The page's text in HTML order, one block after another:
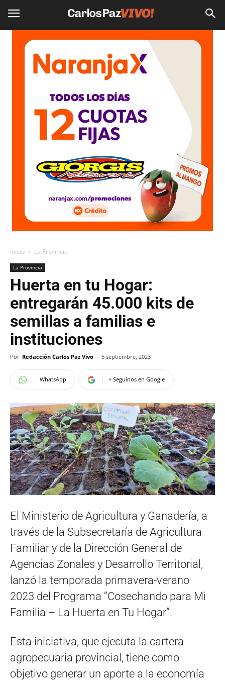
Inicio La Provincia
La Provincia
Huerta en tu Hogar:
entregarán 45.000 kits de
semillas a familias e
instituciones
Por Redacción Carlos Paz Vivo - 5 septiembre, 2023
WhatsApp + Seguinos en Google
El Ministerio de Agricultura y Ganadería, a
través de la Subsecretaría de Agricultura
Familiar y de la Dirección General de
Agencias Zonales y Desarrollo Territorial,
lanzó la temporada primavera-verano
2023 del Programa “Cosechando para Mi
Familia – La Huerta en Tu Hogar”.
Esta iniciativa, que ejecuta la cartera
agropecuaria provincial, tiene como
objetivo generar un aporte a la economía